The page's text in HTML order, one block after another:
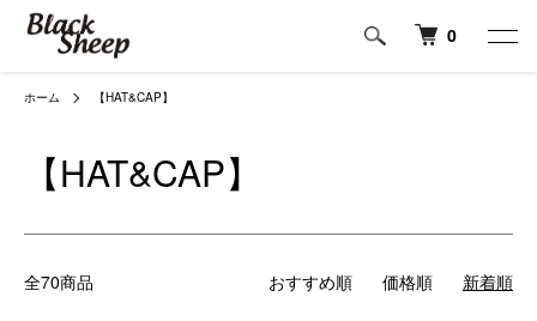
0
ホーム 【HAT&CAP】
【HAT&CAP】
全70商品 おすすめ順 価格順 新着順